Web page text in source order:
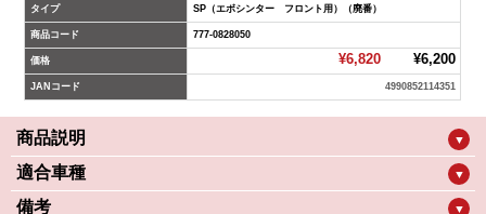
タイプ SP（エボシンター フロント用）（廃番）
商品コード 777-0828050
価格 ¥6,820¥6,200
JANコード 4990852114351
商品説明 ▼
適合車種 ▼
備考 ▼